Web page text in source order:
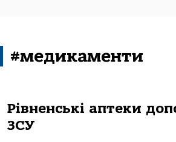
#медикаменти
Рівненські аптеки
ЗСУ